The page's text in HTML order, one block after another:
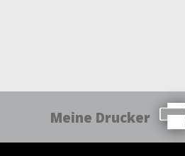
Meine Drucker